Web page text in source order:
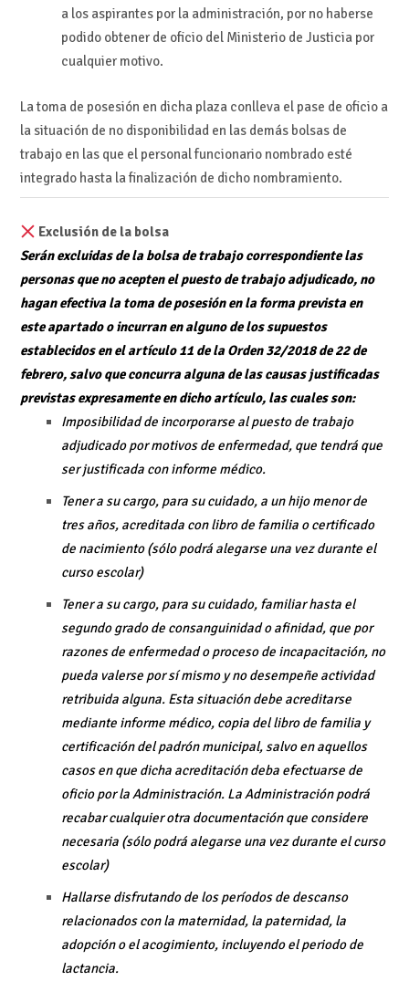
a los aspirantes por la administración, por no haberse
podido obtener de oficio del Ministerio de Justicia por
cualquier motivo.
La toma de posesión en dicha plaza conlleva el pase de oficio a
la situación de no disponibilidad en las demás bolsas de
trabajo en las que el personal funcionario nombrado esté
integrado hasta la finalización de dicho nombramiento.
Exclusión de la bolsa
Serán excluidas de la bolsa de trabajo correspondiente las
personas que no acepten el puesto de trabajo adjudicado, no
hagan efectiva la toma de posesión en la forma prevista en
este apartado o incurran en alguno de los supuestos
establecidos en el artículo 11 de la Orden 32/2018 de 22 de
febrero, salvo que concurra alguna de las causas justificadas
previstas expresamente en dicho artículo, las cuales son:
Imposibilidad de incorporarse al puesto de trabajo
adjudicado por motivos de enfermedad, que tendrá que
ser justificada con informe médico.
Tener a su cargo, para su cuidado, a un hijo menor de
tres años, acreditada con libro de familia o certificado
de nacimiento (sólo podrá alegarse una vez durante el
curso escolar)
Tener a su cargo, para su cuidado, familiar hasta el
segundo grado de consanguinidad o afinidad, que por
razones de enfermedad o proceso de incapacitación, no
pueda valerse por sí mismo y no desempeñe actividad
retribuida alguna. Esta situación debe acreditarse
mediante informe médico, copia del libro de familia y
certificación del padrón municipal, salvo en aquellos
casos en que dicha acreditación deba efectuarse de
oficio por la Administración. La Administración podrá
recabar cualquier otra documentación que considere
necesaria (sólo podrá alegarse una vez durante el curso
escolar)
Hallarse disfrutando de los períodos de descanso
relacionados con la maternidad, la paternidad, la
adopción o el acogimiento, incluyendo el periodo de
lactancia.